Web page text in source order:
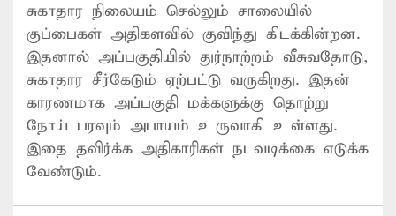
சுகாதார நிலையம் செல்லும் சாலையில்
குப்பைகள் அதிகளவில் குவிந்து கிடக்கின்றன.
இதனால் அப்பகுதியில் துர்நாற்றம் வீசுவதோடு,
சுகாதார சீர்கேடும் ஏற்பட்டு வருகிறது. இதன்
காரணமாக அப்பகுதி மக்களுக்கு தொற்று
நோய் பரவும் அபாயம் உருவாகி உள்ளது.
இதை தவிர்க்க அதிகாரிகள் நடவடிக்கை எடுக்க
வேண்டும்.